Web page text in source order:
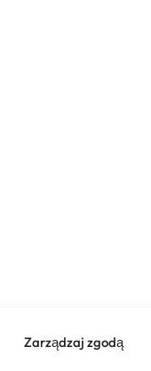
Zarządzaj zgodą